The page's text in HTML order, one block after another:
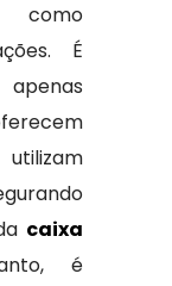
É
caixa
é